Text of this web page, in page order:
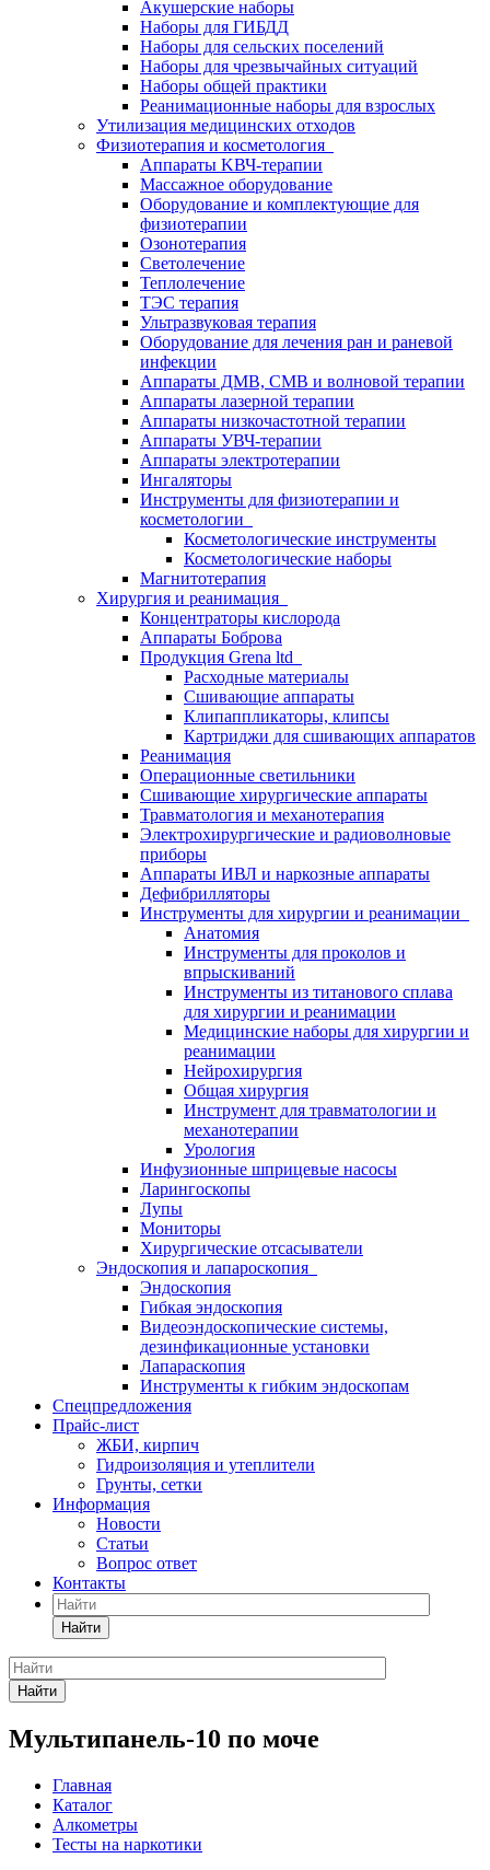
Акушерские наборы
Наборы для ГИБДД
Наборы для сельских поселений
Наборы для чрезвычайных ситуаций
Наборы общей практики
Реанимационные наборы для взрослых
Утилизация медицинских отходов
Физиотерапия и косметология
Аппараты KВЧ-терапии
Массажное оборудование
Оборудование и комплектующие для
физиотерапии
Озонотерапия
Светолечение
Теплолечение
ТЭС терапия
Ультразвуковая терапия
Оборудование для лечения ран и раневой
инфекции
Аппараты ДМВ, СМВ и волновой терапии
Аппараты лазерной терапии
Аппараты низкочастотной терапии
Аппараты УВЧ-терапии
Аппараты электротерапии
Ингаляторы
Инструменты для физиотерапии и
косметологии
Косметологические инструменты
Косметологические наборы
Магнитотерапия
Хирургия и реанимация
Концентраторы кислорода
Аппараты Боброва
Продукция Grena ltd
Расходные материалы
Сшивающие аппараты
Клипаппликаторы, клипсы
Картриджи для сшивающих аппаратов
Реанимация
Операционные светильники
Сшивающие хирургические аппараты
Травматология и механотерапия
Электрохирургические и радиоволновые
приборы
Аппараты ИВЛ и наркозные аппараты
Дефибрилляторы
Инструменты для хирургии и реанимации
Анатомия
Инструменты для проколов и
впрыскиваний
Инструменты из титанового сплава
для хирургии и реанимации
Медицинские наборы для хирургии и
реанимации
Нейрохирургия
Общая хирургия
Инструмент для травматологии и
механотерапии
Урология
Инфузионные шприцевые насосы
Ларингоскопы
Лупы
Мониторы
Хирургические отсасыватели
Эндоскопия и лапароскопия
Эндоскопия
Гибкая эндоскопия
Видеоэндоскопические системы,
дезинфикационные установки
Лапараскопия
Инструменты к гибким эндоскопам
Спецпредложения
Прайс-лист
ЖБИ, кирпич
Гидроизоляция и утеплители
Грунты, сетки
Информация
Новости
Статьи
Вопрос ответ
Контакты
Найти
Найти
Мультипанель-10 по моче
Главная
Каталог
Алкометры
Тесты на наркотики